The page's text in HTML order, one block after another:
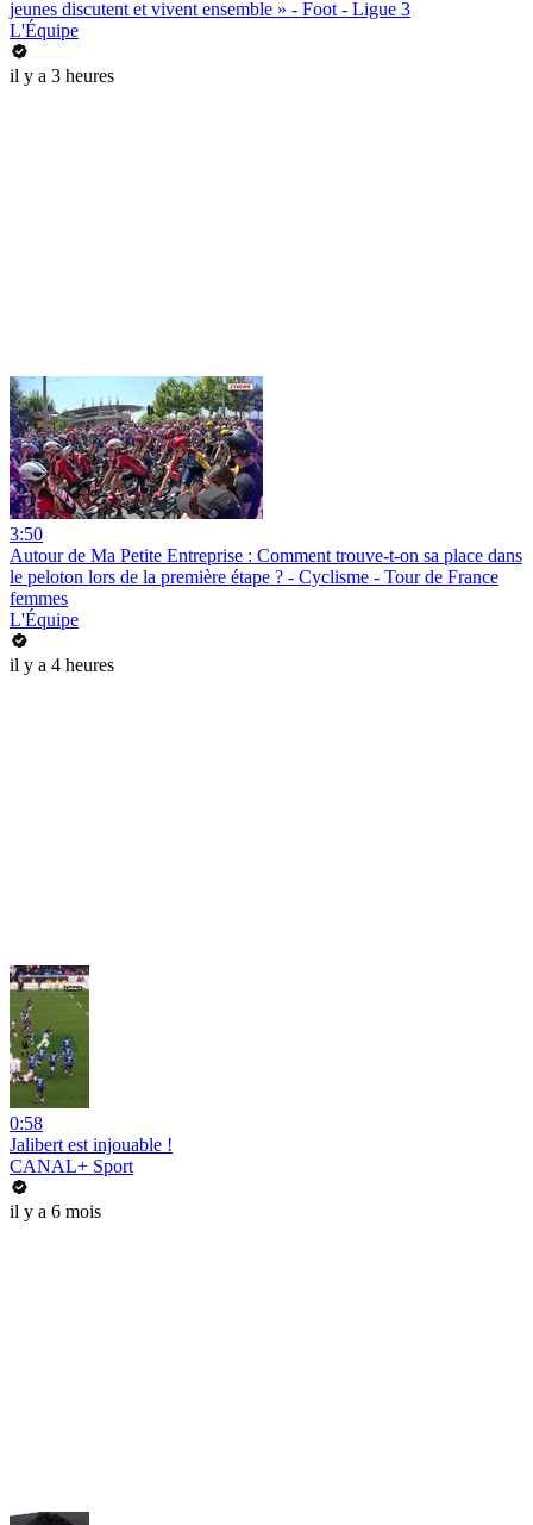
jeunes discutent et vivent ensemble » - Foot - Ligue 3
L'Équipe
il y a 3 heures
3:50
Autour de Ma Petite Entreprise : Comment trouve-t-on sa place dans
le peloton lors de la première étape ? - Cyclisme - Tour de France
femmes
L'Équipe
il y a 4 heures
0:58
Jalibert est injouable !
CANAL+ Sport
il y a 6 mois